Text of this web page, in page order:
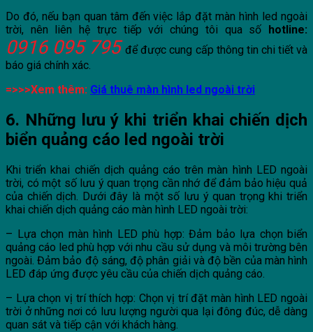
Do đó, nếu bạn quan tâm đến việc lắp đặt màn hình led ngoài
trời, nên liên hệ trực tiếp với chúng tôi qua số hotline:
0916 095 795để được cung cấp thông tin chi tiết và
báo giá chính xác.
=>>>Xem thêm: Giá thuê màn hình led ngoài trời
6. Những lưu ý khi triển khai chiến dịch
biển quảng cáo led ngoài trời
Khi triển khai chiến dịch quảng cáo trên màn hình LED ngoài
trời, có một số lưu ý quan trọng cần nhớ để đảm bảo hiệu quả
của chiến dịch. Dưới đây là một số lưu ý quan trọng khi triển
khai chiến dịch quảng cáo màn hình LED ngoài trời:
– Lựa chọn màn hình LED phù hợp: Đảm bảo lựa chọn biển
quảng cáo led phù hợp với nhu cầu sử dụng và môi trường bên
ngoài. Đảm bảo độ sáng, độ phân giải và độ bền của màn hình
LED đáp ứng được yêu cầu của chiến dịch quảng cáo.
– Lựa chọn vị trí thích hợp: Chọn vị trí đặt màn hình LED ngoài
trời ở những nơi có lưu lượng người qua lại đông đúc, dễ dàng
quan sát và tiếp cận với khách hàng.